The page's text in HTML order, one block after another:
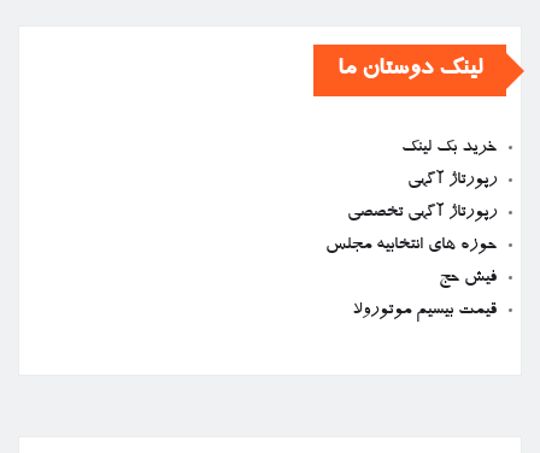
لینک دوستان ما
خرید بک لینک
رپورتاژ آگهی
رپورتاژ آگهی تخصصی
حوزه های انتخابیه مجلس
فیش حج
قیمت بیسیم موتورولا